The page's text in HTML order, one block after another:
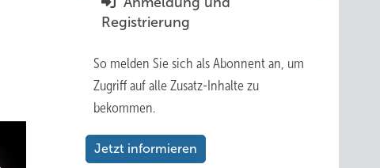
Registrierung
So melden Sie sich als Abonnent an, um
Zugriff auf alle Zusatz-Inhalte zu
bekommen.
Jetzt informieren